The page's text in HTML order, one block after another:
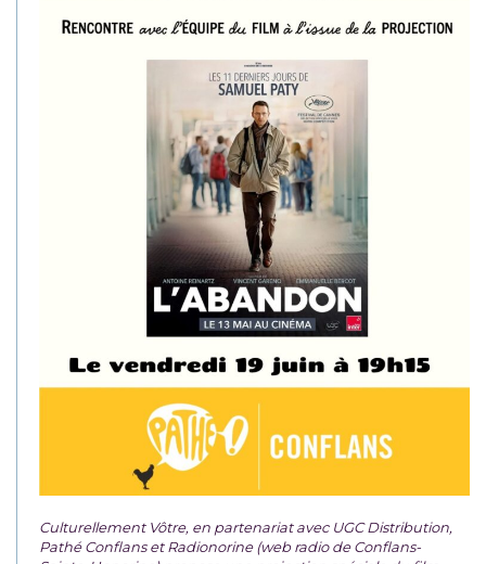
Culturellement Vôtre, en partenariat avec UGC Distribution,
Pathé Conflans et Radionorine (web radio de Conflans-